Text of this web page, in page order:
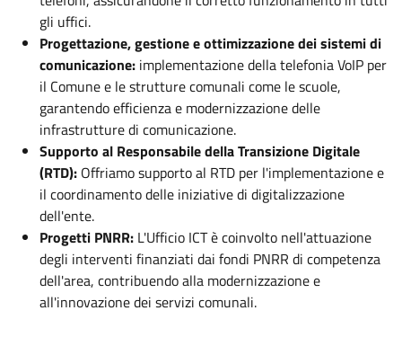
gli uffici.
Progettazione, gestione e ottimizzazione dei sistemi di
comunicazione: implementazione della telefonia VoIP per
il Comune e le strutture comunali come le scuole,
garantendo efficienza e modernizzazione delle
infrastrutture di comunicazione.
Supporto al Responsabile della Transizione Digitale
(RTD): Offriamo supporto al RTD per l'implementazione e
il coordinamento delle iniziative di digitalizzazione
dell'ente.
Progetti PNRR: L'Ufficio ICT è coinvolto nell'attuazione
degli interventi finanziati dai fondi PNRR di competenza
dell'area, contribuendo alla modernizzazione e
all'innovazione dei servizi comunali.